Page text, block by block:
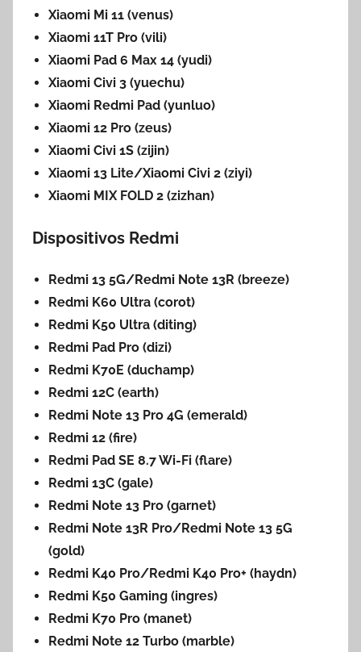
Xiaomi Mi 11 (venus)
Xiaomi 11T Pro (vili)
Xiaomi Pad 6 Max 14 (yudi)
Xiaomi Civi 3 (yuechu)
Xiaomi Redmi Pad (yunluo)
Xiaomi 12 Pro (zeus)
Xiaomi Civi 1S (zijin)
Xiaomi 13 Lite/Xiaomi Civi 2 (ziyi)
Xiaomi MIX FOLD 2 (zizhan)
Dispositivos Redmi
Redmi 13 5G/Redmi Note 13R (breeze)
Redmi K60 Ultra (corot)
Redmi K50 Ultra (diting)
Redmi Pad Pro (dizi)
Redmi K70E (duchamp)
Redmi 12C (earth)
Redmi Note 13 Pro 4G (emerald)
Redmi 12 (fire)
Redmi Pad SE 8.7 Wi-Fi (flare)
Redmi 13C (gale)
Redmi Note 13 Pro (garnet)
Redmi Note 13R Pro/Redmi Note 13 5G
(gold)
Redmi K40 Pro/Redmi K40 Pro+ (haydn)
Redmi K50 Gaming (ingres)
Redmi K70 Pro (manet)
Redmi Note 12 Turbo (marble)